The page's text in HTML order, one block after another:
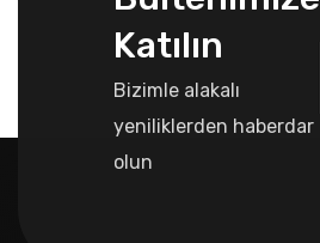
Katılın
Bizimle alakalı
yeniliklerden haberdar
olun